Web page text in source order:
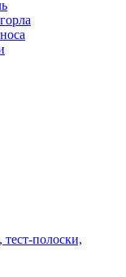
полоски,